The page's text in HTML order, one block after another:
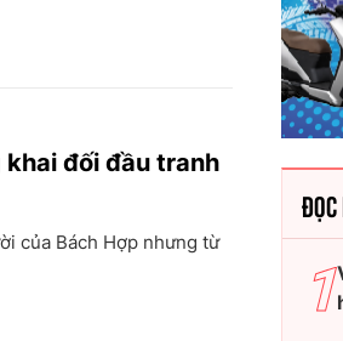
khai đối đầu tranh
của Bách Hợp nhưng từ